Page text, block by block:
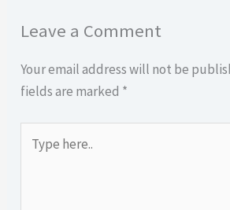
Leave a Comment
Your email address will not be
fields are marked *
here..